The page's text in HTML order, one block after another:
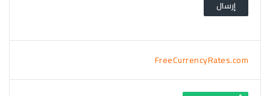
FreeCurrencyRates.com